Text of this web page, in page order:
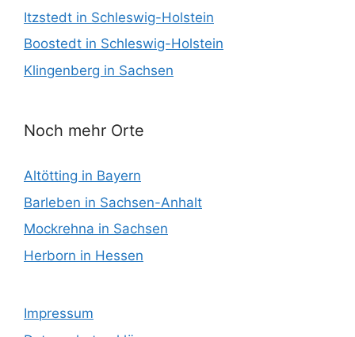
Itzstedt in Schleswig-Holstein
Boostedt in Schleswig-Holstein
Klingenberg in Sachsen
Noch mehr Orte
Altötting in Bayern
Barleben in Sachsen-Anhalt
Mockrehna in Sachsen
Herborn in Hessen
Impressum